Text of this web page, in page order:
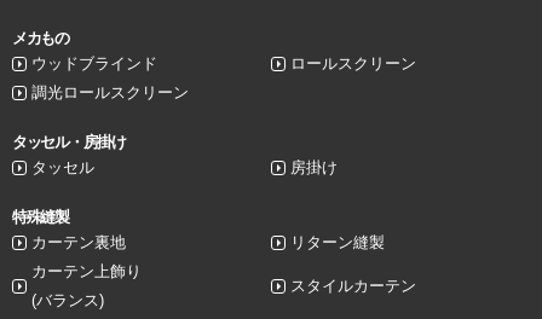
メカもの
ウッドブラインド
ロールスクリーン
調光ロールスクリーン
タッセル・房掛け
タッセル
房掛け
特殊縫製
カーテン裏地
リターン縫製
カーテン上飾り
(バランス)
スタイルカーテン